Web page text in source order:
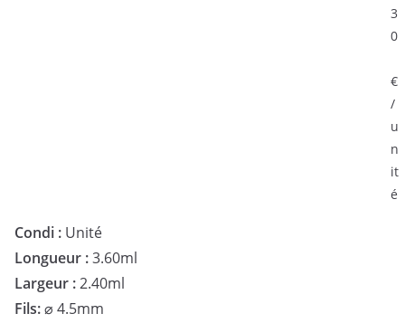
3
0
€
/
u
n
it
é
Condi : Unité
Longueur :3.60ml
Largeur :2.40ml
Fils:⌀ 4.5mm